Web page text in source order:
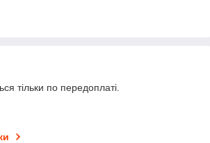
тільки по передоплаті.